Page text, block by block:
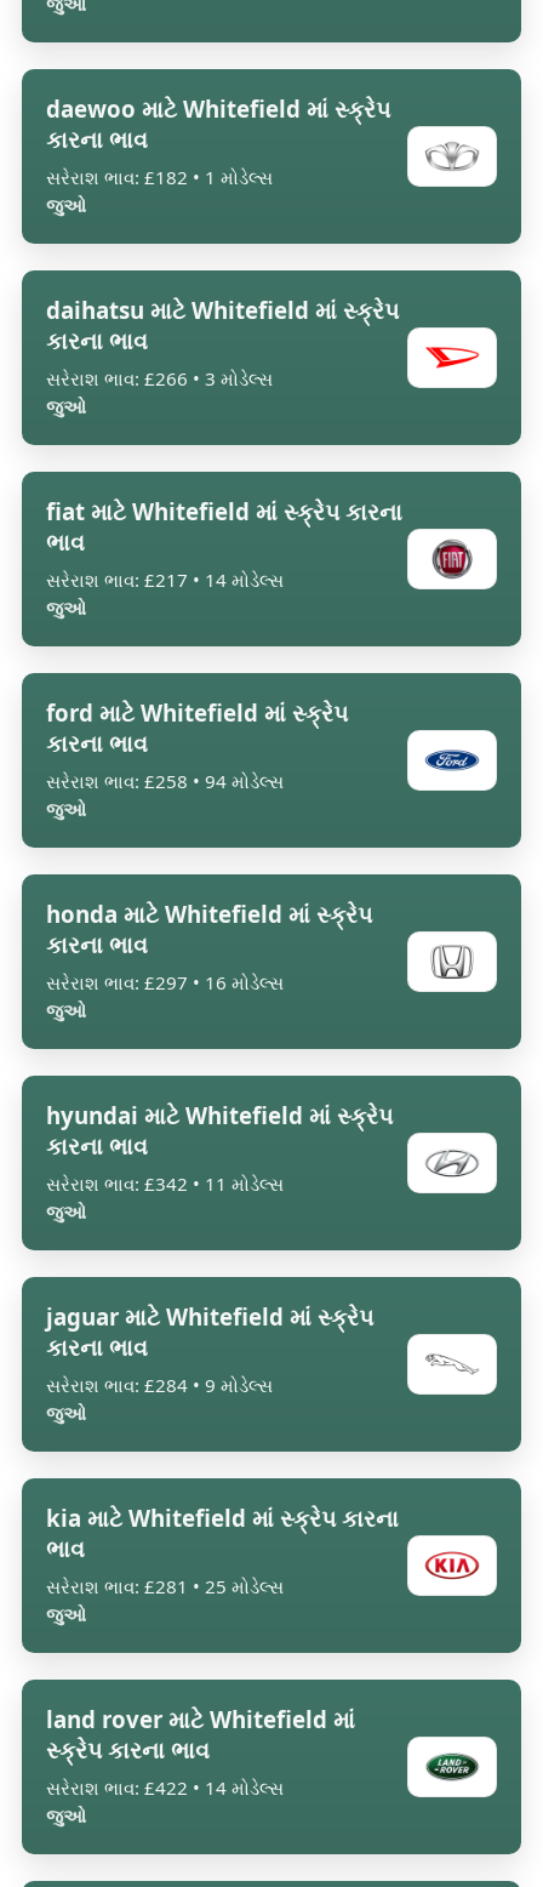
daewoo માટે Whitefield માં સ્ક્રેપ
કારના ભાવ
સરેરાશ ભાવ: £182 • 1 મોડેલ્સ
જુઓ
daihatsu માટે Whitefield માં સ્ક્રેપ
કારના ભાવ
સરેરાશ ભાવ: £266 • 3 મોડેલ્સ
જુઓ
fiat માટે Whitefield માં સ્ક્રેપ કારના
ભાવ
સરેરાશ ભાવ: £217 • 14 મોડેલ્સ
જુઓ
ford માટે Whitefield માં સ્ક્રેપ
કારના ભાવ
સરેરાશ ભાવ: £258 • 94 મોડેલ્સ
જુઓ
honda માટે Whitefield માં સ્ક્રેપ
કારના ભાવ
સરેરાશ ભાવ: £297 • 16 મોડેલ્સ
જુઓ
hyundai માટે Whitefield માં સ્ક્રેપ
કારના ભાવ
સરેરાશ ભાવ: £342 • 11 મોડેલ્સ
જુઓ
jaguar માટે Whitefield માં સ્ક્રેપ
કારના ભાવ
સરેરાશ ભાવ: £284 • 9 મોડેલ્સ
જુઓ
kia માટે Whitefield માં સ્ક્રેપ કારના
ભાવ
સરેરાશ ભાવ: £281 • 25 મોડેલ્સ
જુઓ
land rover માટે Whitefield માં
સ્ક્રેપ કારના ભાવ
સરેરાશ ભાવ: £422 • 14 મોડેલ્સ
જુઓ